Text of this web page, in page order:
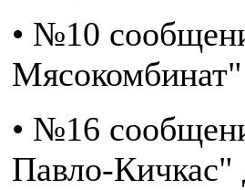
• №10
• №16
Павло-Кичкас"